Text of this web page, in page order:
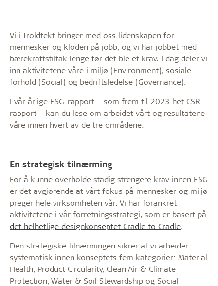
Vi i Troldtekt bringer med oss lidenskapen for
mennesker og kloden på jobb, og vi har jobbet med
bærekraftstiltak lenge før det ble et krav. I dag deler vi
inn aktivitetene våre i miljø (Environment), sosiale
forhold (Social) og bedriftsledelse (Governance).
I vår årlige ESG-rapport – som frem til 2023 het CSR-
rapport – kan du lese om arbeidet vårt og resultatene
våre innen hvert av de tre områdene.
En strategisk tilnærming
For å kunne overholde stadig strengere krav innen ESG
er det avgjørende at vårt fokus på mennesker og miljø
preger hele virksomheten vår. Vi har forankret
aktivitetene i vår forretningsstrategi, som er basert på
det helhetlige designkonseptet Cradle to Cradle.
Den strategiske tilnærmingen sikrer at vi arbeider
systematisk innen konseptets fem kategorier: Material
Health, Product Circularity, Clean Air & Climate
Protection, Water & Soil Stewardship og Social